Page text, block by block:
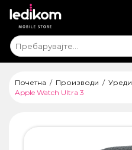
Почетна Производи Уреди
Apple Watch Ultra 3